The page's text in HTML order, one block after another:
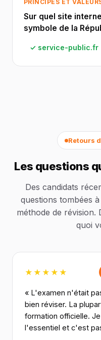
PRINCIPES ET
Sur quel site
symbole de la
✓ service-public.fr
Retours
Les questions
Des candidats
questions tombées
méthode de révision.
quoi
★★★★★
« L'examen n'était
bien réviser. La
formation officielle.
l'essentiel et c'est